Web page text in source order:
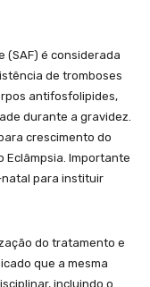
(SAF) é considerada
de tromboses
antifosfolipides,
durante a gravidez.
crescimento do
Eclâmpsia. Importante
para instituir
do tratamento e
que a mesma
incluindo o